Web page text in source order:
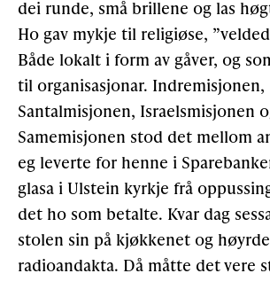
dei runde, små brillene og las
Ho gav mykje til religiøse,
Både lokalt i form av gåver, og
til organisasjonar. Indremisjonen,
Santalmisjonen, Israelsmisjonen
Samemisjonen stod det mellom
eg leverte for henne i
glasa i Ulstein kyrkje frå
det ho som betalte. Kvar dag
stolen sin på kjøkkenet og
radioandakta. Då måtte det vere